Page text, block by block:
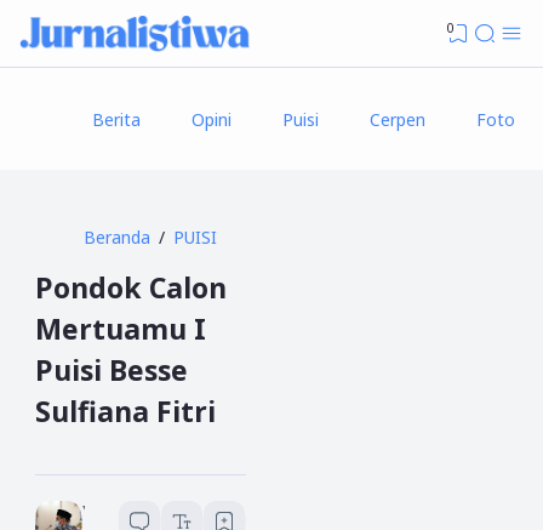
0
Berita Opini Puisi Cerpen Foto
Beranda PUISI
Pondok Calon
Mertuamu I
Puisi Besse
Sulfiana Fitri